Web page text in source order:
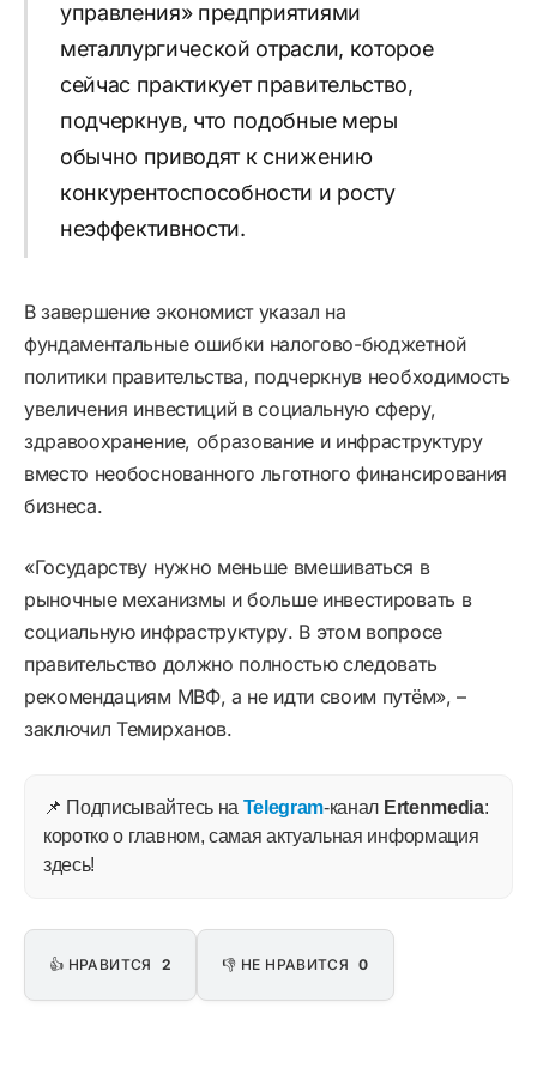
управления» предприятиями
металлургической отрасли, которое
сейчас практикует правительство,
подчеркнув, что подобные меры
обычно приводят к снижению
конкурентоспособности и росту
неэффективности.
В завершение экономист указал на
фундаментальные ошибки налогово-бюджетной
политики правительства, подчеркнув необходимость
увеличения инвестиций в социальную сферу,
здравоохранение, образование и инфраструктуру
вместо необоснованного льготного финансирования
бизнеса.
«Государству нужно меньше вмешиваться в
рыночные механизмы и больше инвестировать в
социальную инфраструктуру. В этом вопросе
правительство должно полностью следовать
рекомендациям МВФ, а не идти своим путём», –
заключил Темирханов.
📌 Подписывайтесь на Telegram-канал Ertenmedia:
коротко о главном, самая актуальная информация
здесь!
👍 НРАВИТСЯ 2 👎 НЕ НРАВИТСЯ 0